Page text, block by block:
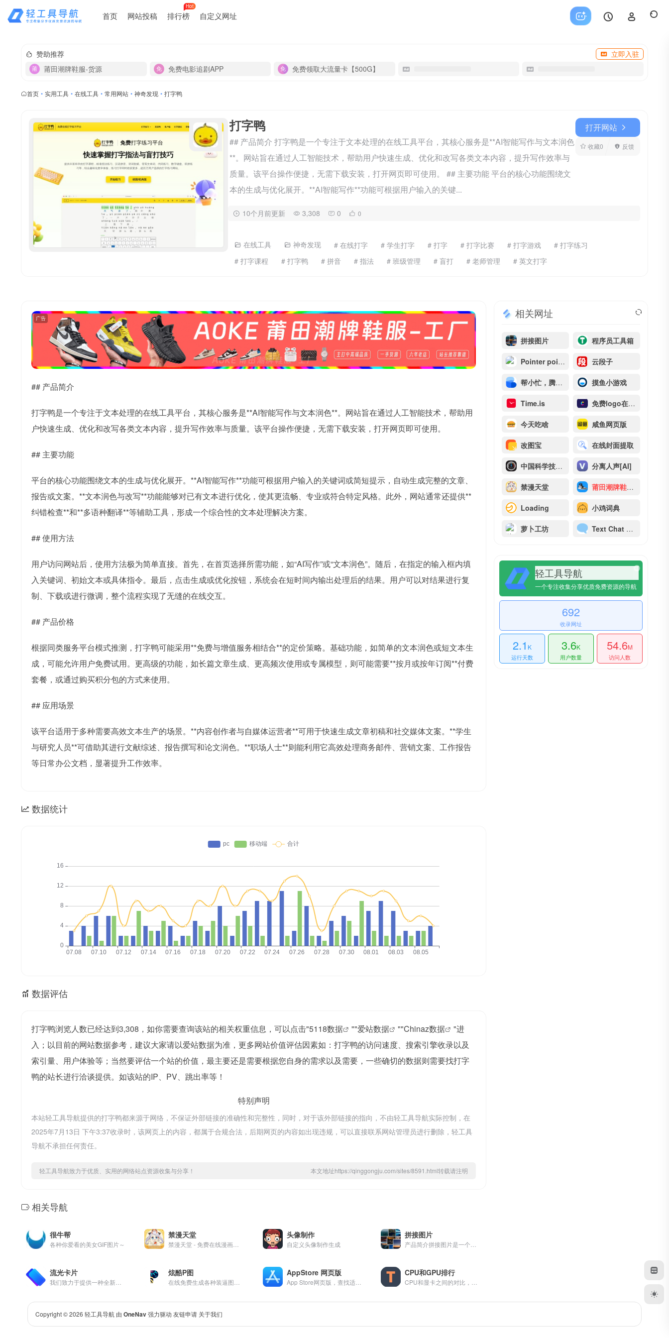
首页 网站投稿 排行榜
Hot
自定义网址
赞助推荐
立即入驻
莆田潮牌鞋服-货源
免费电影追剧APP 免费领取大流量卡【500G】
首页 • 实用工具 • 在线工具 • 常用网站 • 神奇发现 • 打字鸭
打字鸭
## 产品简介 打字鸭是一个专注于文本处理的在线工具平台，其核心服务是**AI智能写作与文本润色
**。网站旨在通过人工智能技术，帮助用户快速生成、优化和改写各类文本内容，提升写作效率与
质量。该平台操作便捷，无需下载安装，打开网页即可使用。 ## 主要功能 平台的核心功能围绕文
本的生成与优化展开。**AI智能写作**功能可根据用户输入的关键...
打开网站
收藏0 反馈
10个月前更新 3,308 0 0
在线工具 神奇发现 # 在线打字 # 学生打字 # 打字 # 打字比赛 # 打字游戏
# 打字练习
# 打字课程
# 打字鸭 # 拼音 # 指法 # 班级管理 # 盲打 # 老师管理 # 英文打字
广告
## 产品简介
打字鸭是一个专注于文本处理的在线工具平台，其核心服务是**AI智能写作与文本润色**。网站旨在通过人工智能技术，帮助用
户快速生成、优化和改写各类文本内容，提升写作效率与质量。该平台操作便捷，无需下载安装，打开网页即可使用。
## 主要功能
平台的核心功能围绕文本的生成与优化展开。**AI智能写作**功能可根据用户输入的关键词或简短提示，自动生成完整的文章、
报告或文案。**文本润色与改写**功能能够对已有文本进行优化，使其更流畅、专业或符合特定风格。此外，网站通常还提供**
纠错检查**和**多语种翻译**等辅助工具，形成一个综合性的文本处理解决方案。
## 使用方法
用户访问网站后，使用方法极为简单直接。首先，在首页选择所需功能，如“AI写作”或“文本润色”。随后，在指定的输入框内填
入关键词、初始文本或具体指令。最后，点击生成或优化按钮，系统会在短时间内输出处理后的结果。用户可以对结果进行复
制、下载或进行微调，整个流程实现了无缝的在线交互。
## 产品价格
根据同类服务平台模式推测，打字鸭可能采用**免费与增值服务相结合**的定价策略。基础功能，如简单的文本润色或短文本生
成，可能允许用户免费试用。更高级的功能，如长篇文章生成、更高频次使用或专属模型，则可能需要**按月或按年订阅**付费
套餐，或通过购买积分包的方式来使用。
## 应用场景
该平台适用于多种需要高效文本生产的场景。**内容创作者与自媒体运营者**可用于快速生成文章初稿和社交媒体文案。**学生
与研究人员**可借助其进行文献综述、报告撰写和论文润色。**职场人士**则能利用它高效处理商务邮件、营销文案、工作报告
等日常办公文档，显著提升工作效率。
数据统计
数据评估
打字鸭浏览人数已经达到3,308，如你需要查询该站的相关权重信息，可以点击"5118数据 ""爱站数据 ""Chinaz数据
"进
入；以目前的网站数据参考，建议大家请以爱站数据为准，更多网站价值评估因素如：打字鸭的访问速度、搜索引擎收录以及
索引量、用户体验等；当然要评估一个站的价值，最主要还是需要根据您自身的需求以及需要，一些确切的数据则需要找打字
鸭的站长进行洽谈提供。如该站的IP、PV、跳出率等！
特别声明
本站轻工具导航提供的打字鸭都来源于网络，不保证外部链接的准确性和完整性，同时，对于该外部链接的指向，不由轻工具导航实际控制，在
2025年7月13日 下午3:37收录时，该网页上的内容，都属于合规合法，后期网页的内容如出现违规，可以直接联系网站管理员进行删除，轻工具
导航不承担任何责任。
轻工具导航致力于优质、实用的网络站点资源收集与分享！ 本文地址https://qinggongju.com/sites/8591.html转载请注明
相关导航
很牛帮
各种你爱看的美女GIF图片～
禁漫天堂
禁漫天堂 - 免费在线漫画阅读平台，海量高清漫画资源每日更新，支持多端同步阅读。
头像制作
自定义头像制作生成
拼接图片
流光卡片 炫酷P图 ‎AppStore 网页版
App Store网页版，查找适用于 iPhone、iPad、Mac 等设备的 App 和游戏。
CPU和GPU排行
相关网址
拼接图片 程序员工具箱
Pointer pointer 云段子
帮小忙，腾讯QQ浏览器在线工具箱平台 摸鱼小游戏
Time.is 免费logo在线制作
今天吃啥 咸鱼网页版
改图宝 在线封面提取
中国科学技术大学测速网站 分离人声[AI]
禁漫天堂 莆田潮牌鞋服-工厂
Loading 小鸡词典
萝卜工坊 Text Chat Animator
轻工具导航
一个专注收集分享优质免费资源的导航
692
收录网址
2.1 K
运行天数
3.6K
用户数量
54.6M
访问人数
Copyright © 2026 轻工具导航 由 OneNav强力驱动 友链申请 关于我们